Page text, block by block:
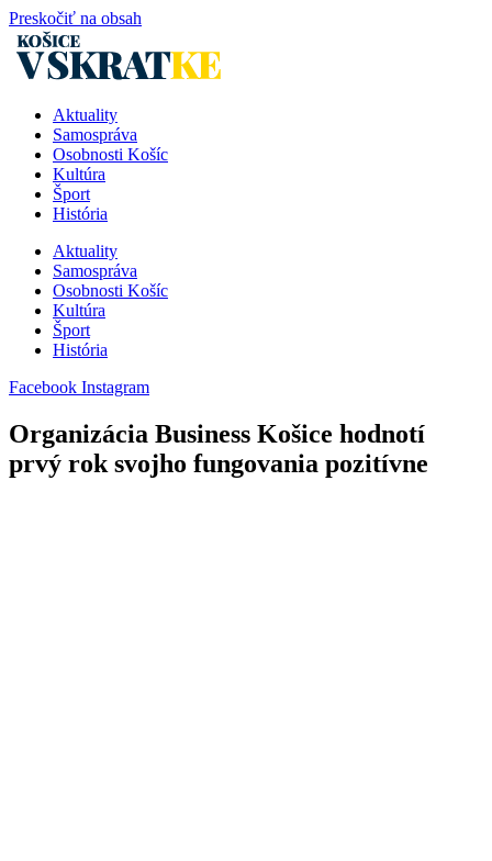
Preskočiť na obsah
Aktuality
Samospráva
Osobnosti Košíc
Kultúra
Šport
História
Aktuality
Samospráva
Osobnosti Košíc
Kultúra
Šport
História
Facebook Instagram
Organizácia Business Košice hodnotí
prvý rok svojho fungovania pozitívne